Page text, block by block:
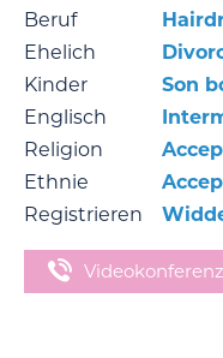
Beruf
Ehelich
Kinder
Son
Englisch
Religion
Ethnie
Registrieren
Videokonferenz